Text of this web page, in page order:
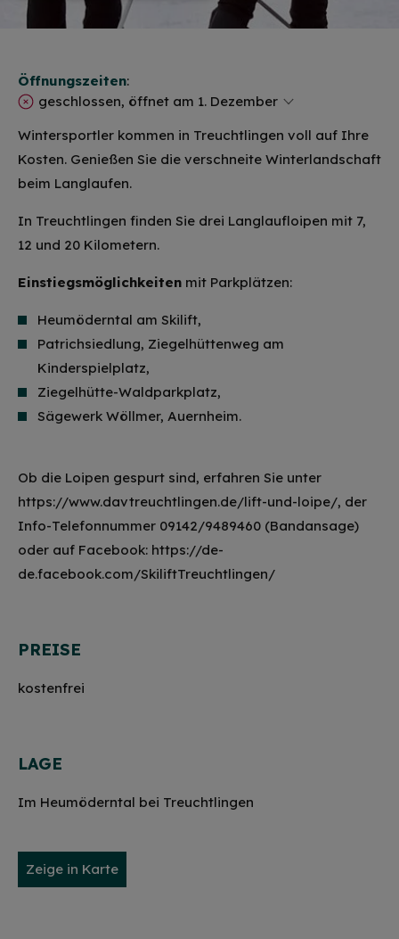
Öffnungszeiten:
geschlossen, öffnet am 1. Dezember
Wintersportler kommen in Treuchtlingen voll auf Ihre
Kosten. Genießen Sie die verschneite Winterlandschaft
beim Langlaufen.
In Treuchtlingen finden Sie drei Langlaufloipen mit 7,
12 und 20 Kilometern.
Einstiegsmöglichkeiten mit Parkplätzen:
Heumöderntal am Skilift,
Patrichsiedlung, Ziegelhüttenweg am
Kinderspielplatz,
Ziegelhütte-Waldparkplatz,
Sägewerk Wöllmer, Auernheim.
Ob die Loipen gespurt sind, erfahren Sie unter
https://www.davtreuchtlingen.de/lift-und-loipe/, der
Info-Telefonnummer 09142/9489460 (Bandansage)
oder auf Facebook: https://de-
de.facebook.com/SkiliftTreuchtlingen/
PREISE
kostenfrei
LAGE
Im Heumöderntal bei Treuchtlingen
Zeige in Karte